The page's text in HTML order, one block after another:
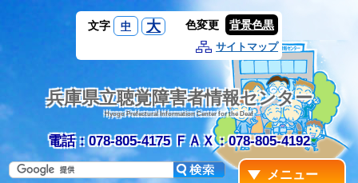
文字 中 大 色変更 背景色黒
サイトマップ
兵庫県立聴覚障害者情報センター
Hyogo Prefectural Information Center for the Deaf
電話：078-805-4175 ＦＡＸ：078-805-4192
メニュー